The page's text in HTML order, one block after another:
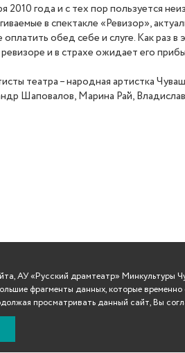
2010 года и с тех пор пользуется
в спектакле «Ревизор»,
обед себе и слуге. Как раз
и в страхе ожидает его
театра – народная артистка
Шаповалов, Марина Рай,
АУ «Русский драмтеатр»
фрагменты данных, которые
просматривать данный сайт, Вы